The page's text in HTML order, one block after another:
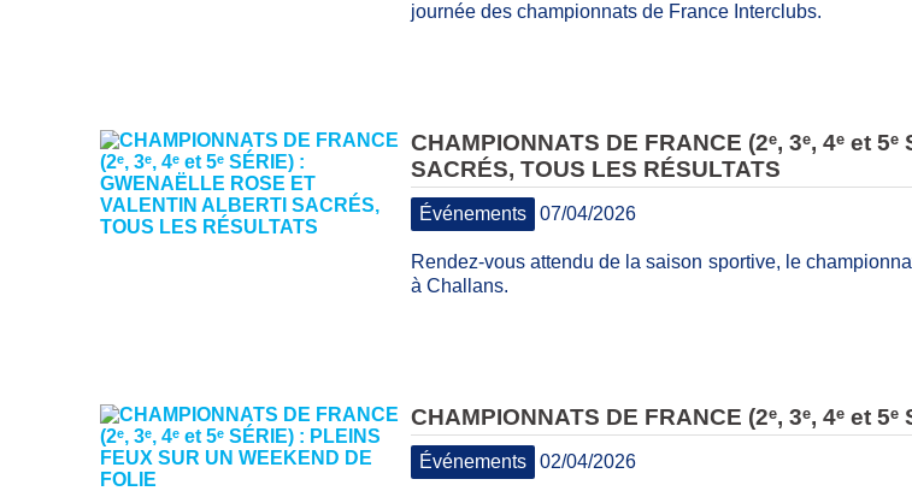
journée des championnats de France Interclubs.
CHAMPIONNATS DE FRANCE (2ᵉ, 3ᵉ, 4ᵉ et
SACRÉS, TOUS LES RÉSULTATS
Événements 07/04/2026
Rendez-vous attendu de la saison sportive, le
à Challans.
CHAMPIONNATS DE FRANCE (2ᵉ, 3ᵉ, 4ᵉ et
Événements 02/04/2026